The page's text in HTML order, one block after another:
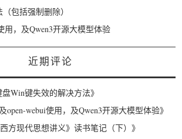
包括强制删除）
用，及Qwen3开源大模型体验
近期评论
Win键失效的解决方法》
open-webui使用，及Qwen3开源大模型体验》
西方现代思想讲义》读书笔记（下）》